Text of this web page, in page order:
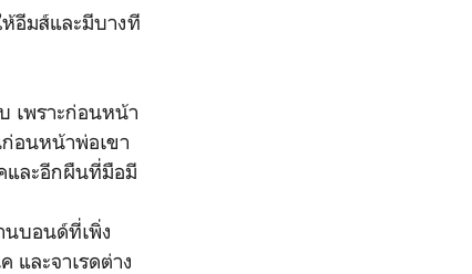
อีมส์และมีบางที
เพราะก่อนหน้า
อนหน้าพ่อเขา
และอีกผืนที่มือมี
นบอนด์ที่เพิ่ง
ละจาเรดต่าง